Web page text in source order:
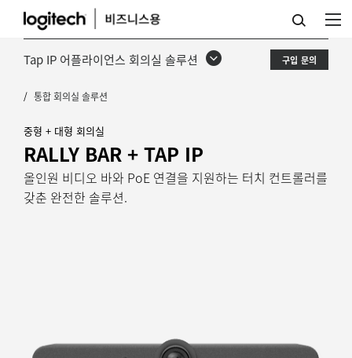
RALLY
BAR
TAP
IP
Tap IP 어플라이언스 회의실 솔루션 구입 문의
통합 회의실 솔루션
중형 + 대형 회의실
RALLY BAR + TAP IP
올인원 비디오 바와 PoE 연결을 지원하는 터치 컨트롤러를
갖춘 완전한 솔루션.